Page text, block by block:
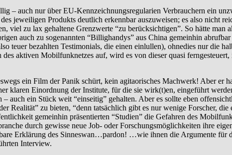
– auch nur über EU-Kennzeichnungsregularien Verbrauchern ein
jeweiligen Produkts deutlich erkennbar auszuweisen; es also nicht
viel zu lax gehaltene Grenzwerte “zu berücksichtigen”. So hätte
auch zu sogenannten “Billighandys” aus China gemeinhin
teuer bezahlten Testimonials, die einen einlullen), ohnedies nur die
aktiven Mobilfunknetzes auf, wird es von dieser quasi
ein Film der Panik schürt, kein agitaorisches Machwerk! Aber er
klaren Einordnung der Institute, für die sie wirk(t)en, eingeführt
auch ein Stück weit “einseitig” gehalten. Aber es sollte eben
Realität” zu bieten, “denn tatsächlich gibt es nur wenige Forscher,
gemeinhin präsentierten “Studien” die Gefahren des
durch gewisse neue Job- oder Forschungsmöglichkeiten ihre
Erklärung des Sinneswan…pardon! …wie ihnen die Argumente für
Interview.